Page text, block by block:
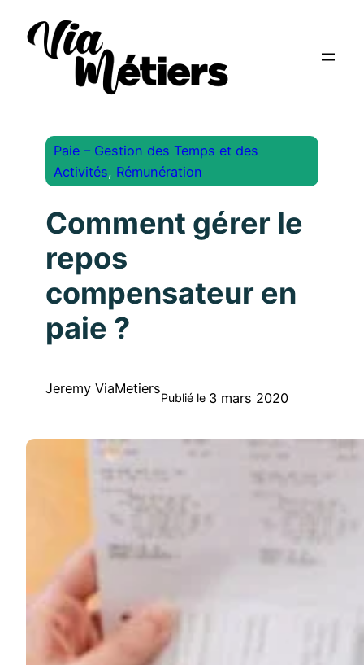
Paie – Gestion des Temps et des
Activités, Rémunération
Comment gérer le
repos
compensateur en
paie ?
Jeremy ViaMetiers
Publié le 3 mars 2020